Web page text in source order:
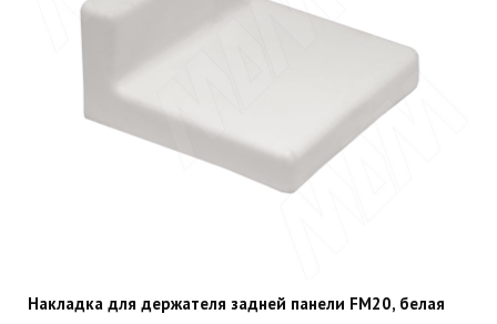
Накладка для держателя задней панели FM20, белая